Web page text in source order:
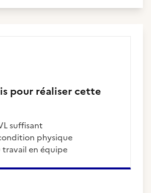
pour réaliser cette
suffisant
physique
travail en équipe